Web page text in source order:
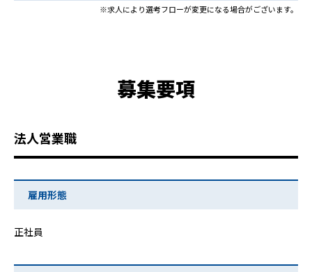
※求人により選考フローが変更になる場合がございます。
募集要項
法人営業職
雇用形態
正社員